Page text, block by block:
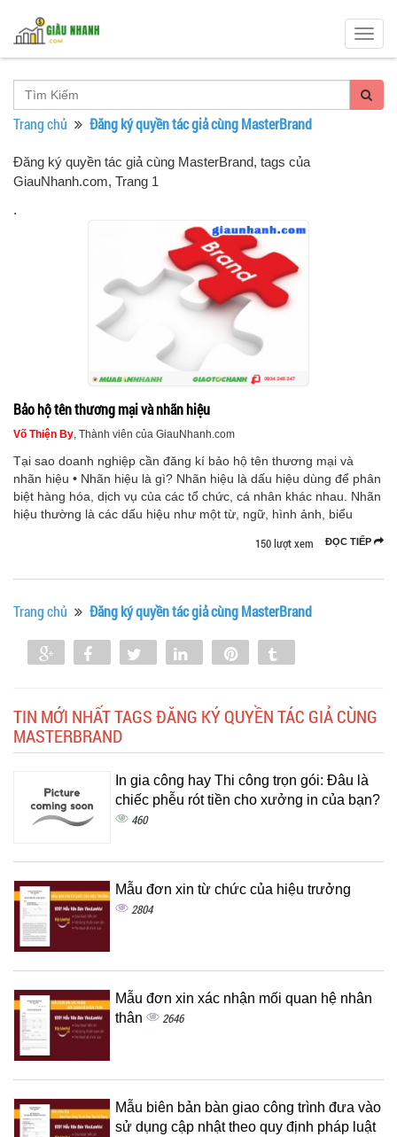
Trang chủ Đăng ký quyền tác giả cùng MasterBrand
Đăng ký quyền tác giả cùng MasterBrand, tags của
GiauNhanh.com, Trang 1
.
Bảo hộ tên thương mại và nhãn hiệu
Võ Thiện By, Thành viên của GiauNhanh.com
Tại sao doanh nghiệp cần đăng kí bảo hộ tên thương mại và
nhãn hiệu • Nhãn hiệu là gì? Nhãn hiệu là dấu hiệu dùng để phân
biệt hàng hóa, dịch vụ của các tổ chức, cá nhân khác nhau. Nhãn
hiệu thường là các dấu hiệu như một từ, ngữ, hình ảnh, biểu
ĐỌC TIẾP
150 lượt xem
Trang chủ Đăng ký quyền tác giả cùng MasterBrand
Share Share Tweet Share
TIN MỚI NHẤT TAGS ĐĂNG KÝ QUYỀN TÁC GIẢ CÙNG
MASTERBRAND
In gia công hay Thi công trọn gói: Đâu là
chiếc phễu rót tiền cho xưởng in của bạn?
460
Mẫu đơn xin từ chức của hiệu trưởng
2804
Mẫu đơn xin xác nhận mối quan hệ nhân
thân
2646
Mẫu biên bản bàn giao công trình đưa vào
sử dụng cập nhật theo quy định pháp luật